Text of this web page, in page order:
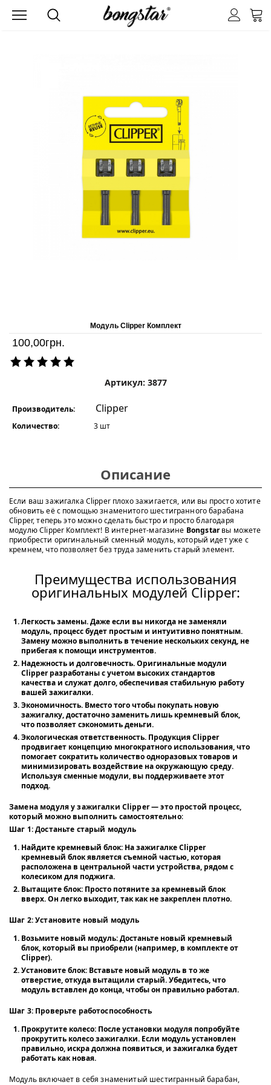
Модуль Clipper Комплект
100,00грн.
Артикул: 3877
Производитель: Clipper
Количество: 3 шт
Описание
Если ваш зажигалка Clipper плохо зажигается, или вы просто хотите
обновить её с помощью знаменитого шестигранного барабана
Clipper, теперь это можно сделать быстро и просто благодаря
модулю Clipper Комплект! В интернет-магазине Bongstarвы можете
приобрести оригинальный сменный модуль, который идет уже с
кремнем, что позволяет без труда заменить старый элемент.
Преимущества использования
оригинальных модулей Clipper:
Легкость замены. Даже если вы никогда не заменяли
модуль, процесс будет простым и интуитивно понятным.
Замену можно выполнить в течение нескольких секунд, не
прибегая к помощи инструментов.
Надежность и долговечность. Оригинальные модули
Clipper разработаны с учетом высоких стандартов
качества и служат долго, обеспечивая стабильную работу
вашей зажигалки.
Экономичность. Вместо того чтобы покупать новую
зажигалку, достаточно заменить лишь кремневый блок,
что позволяет сэкономить деньги.
Экологическая ответственность. Продукция Clipper
продвигает концепцию многократного использования, что
помогает сократить количество одноразовых товаров и
минимизировать воздействие на окружающую среду.
Используя сменные модули, вы поддерживаете этот
подход.
Замена модуля у зажигалки Clipper — это простой процесс,
который можно выполнить самостоятельно:
Шаг 1: Достаньте старый модуль
Найдите кремневый блок: На зажигалке Clipper
кремневый блок является съемной частью, которая
расположена в центральной части устройства, рядом с
колесиком для поджига.
Вытащите блок: Просто потяните за кремневый блок
вверх. Он легко выходит, так как не закреплен плотно.
Шаг 2: Установите новый модуль
Возьмите новый модуль: Достаньте новый кремневый
блок, который вы приобрели (например, в комплекте от
Clipper).
Установите блок: Вставьте новый модуль в то же
отверстие, откуда вытащили старый. Убедитесь, что
модуль вставлен до конца, чтобы он правильно работал.
Шаг 3: Проверьте работоспособность
Прокрутите колесо: После установки модуля попробуйте
прокрутить колесо зажигалки. Если модуль установлен
правильно, искра должна появиться, и зажигалка будет
работать как новая.
Модуль включает в себя знаменитый шестигранный барабан,